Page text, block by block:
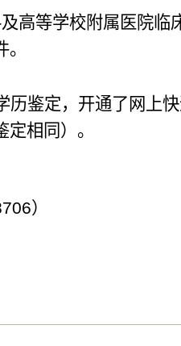
高等学校附属医院
历鉴定，开通了网上
相同）。
）